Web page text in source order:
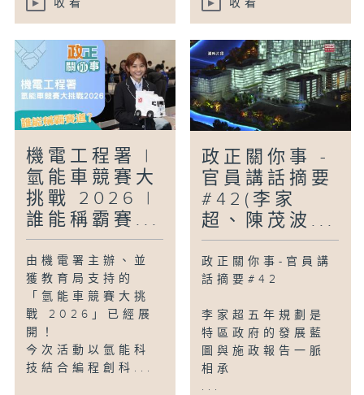
收看 收看
機電工程署 |
氫能車競賽大
挑戰 2026 |
誰能稱霸賽...
由機電署主辦、並
獲教育局支持的
「氫能車競賽大挑
戰 2026」已經展
開！
今次活動以氫能科
技結合編程創科...
政正關你事 -
官員講話摘要
#42(李家
超、陳茂波...
政正關你事-官員講
話摘要#42
李家超五年規劃是
特區政府的發展藍
圖與施政報告一脈
相承
...